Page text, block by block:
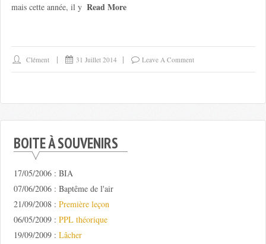
mais cette année, il y Read More
Clément 31 Juillet 2014 Leave A Comment
BOITE À SOUVENIRS
17/05/2006 : BIA
07/06/2006 : Baptême de l'air
21/09/2008 : Première leçon
06/05/2009 : PPL théorique
19/09/2009 : Lâcher